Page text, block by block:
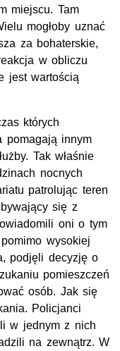
miejscu. Tam
mogłoby uznać
za bohaterskie,
w obliczu
jest wartością
których
pomagają innym
Tak właśnie
nocnych
patrolując teren
się z
oni o tym
wysokiej
podjęli decyzję o
pomieszczeń
osób. Jak się
Policjanci
w jednym z nich
na zewnątrz. W